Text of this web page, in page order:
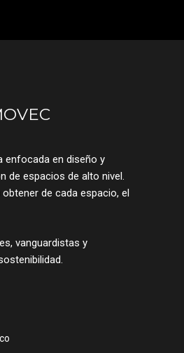
enfocada en diseño y
de espacios de alto nivel.
de cada espacio, el
vanguardistas y